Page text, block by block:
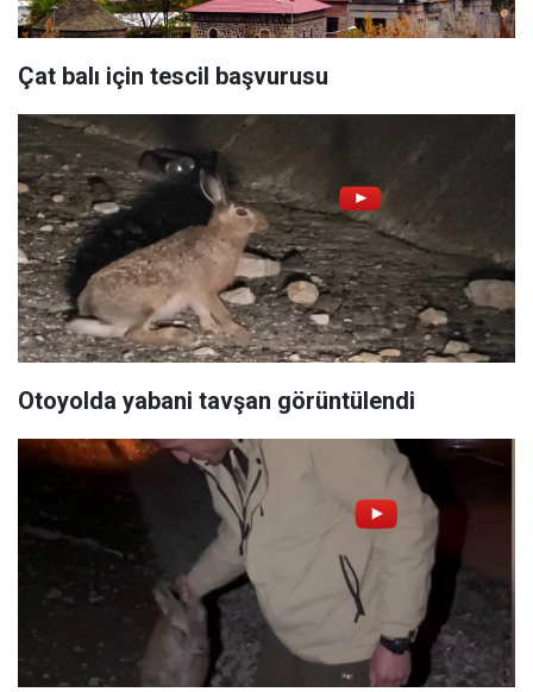
Çat balı için tescil başvurusu
Otoyolda yabani tavşan görüntülendi